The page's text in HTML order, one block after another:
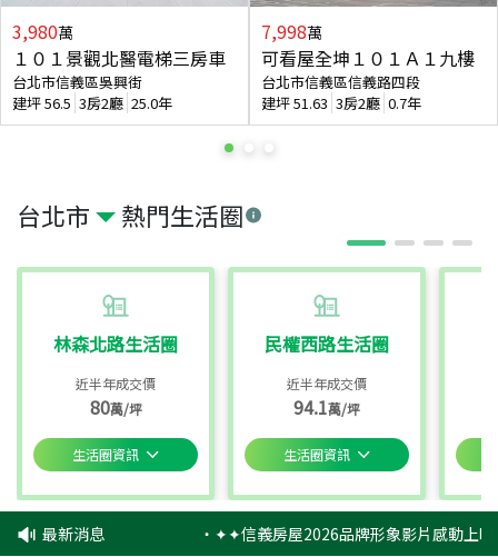
台北市 熱門生活圈
林森北路生活圈
近半年成交價
80萬/坪
生活圈資訊
民權西路生活圈
近半年成交價
94.1萬/坪
生活圈資訊
3,980萬
１０１景觀北醫電梯三房車
台北市信義區吳興街
建坪56.5 3房2廳 25.0年
7,998萬
可看屋全坤１０１Ａ１九樓
台北市信義區信義路四段
建坪51.63 3房2廳 0.7年
最新消息 ‧✦✦信義房屋2026品牌形象影片感動上